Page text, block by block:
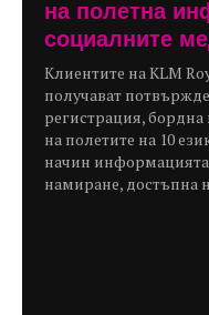
на полетна
социалните
Клиентите на KLM
получават
регистрация, бордна
на полетите на 10
начин информацията
намиране, достъпна